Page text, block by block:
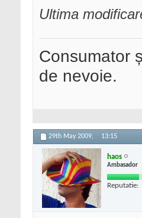
Ultima
Consumator
de nevoie.
29th May 2009, 13:15
haos
Ambasador
Reputatie: